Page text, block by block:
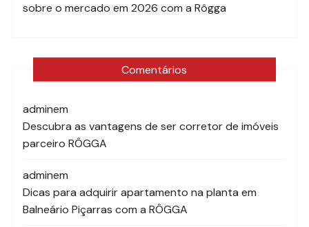
sobre o mercado em 2026 com a Rôgga
Comentários
adminem
Descubra as vantagens de ser corretor de imóveis
parceiro RÔGGA
adminem
Dicas para adquirir apartamento na planta em
Balneário Piçarras com a RÔGGA